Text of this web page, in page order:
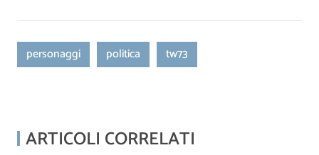
personaggi politica tw73
ARTICOLI CORRELATI